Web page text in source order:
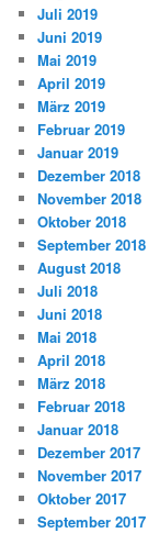
Juli 2019
Juni 2019
Mai 2019
April 2019
März 2019
Februar 2019
Januar 2019
Dezember 2018
November 2018
Oktober 2018
September 2018
August 2018
Juli 2018
Juni 2018
Mai 2018
April 2018
März 2018
Februar 2018
Januar 2018
Dezember 2017
November 2017
Oktober 2017
September 2017